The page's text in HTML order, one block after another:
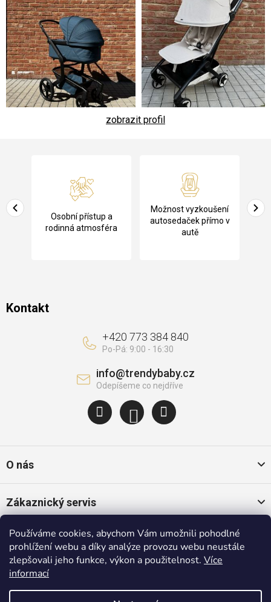
Používáme cookies, abychom Vám umožnili pohodlné
prohlížení webu a díky analýze provozu webu neustále
zlepšovali jeho funkce, výkon a použitelnost. Více
informací
zobrazit profil
a
Osobní přístup a
rodinná atmosféra
Možnost vyzkoušení
autosedaček přímo v
autě
Kontakt
info@trendybaby.cz
+420 773 384 840
O nás
Zákaznický servis
Oblíbené kategorie
Populární značky